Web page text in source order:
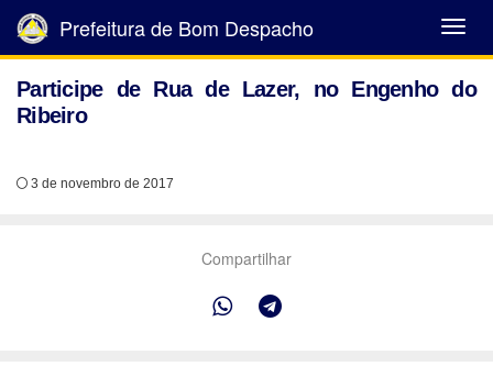
Abrir
Menu
Prefeitura de Bom Despacho
Participe de Rua de Lazer, no Engenho do
Ribeiro
3 de novembro de 2017
Compartilhar